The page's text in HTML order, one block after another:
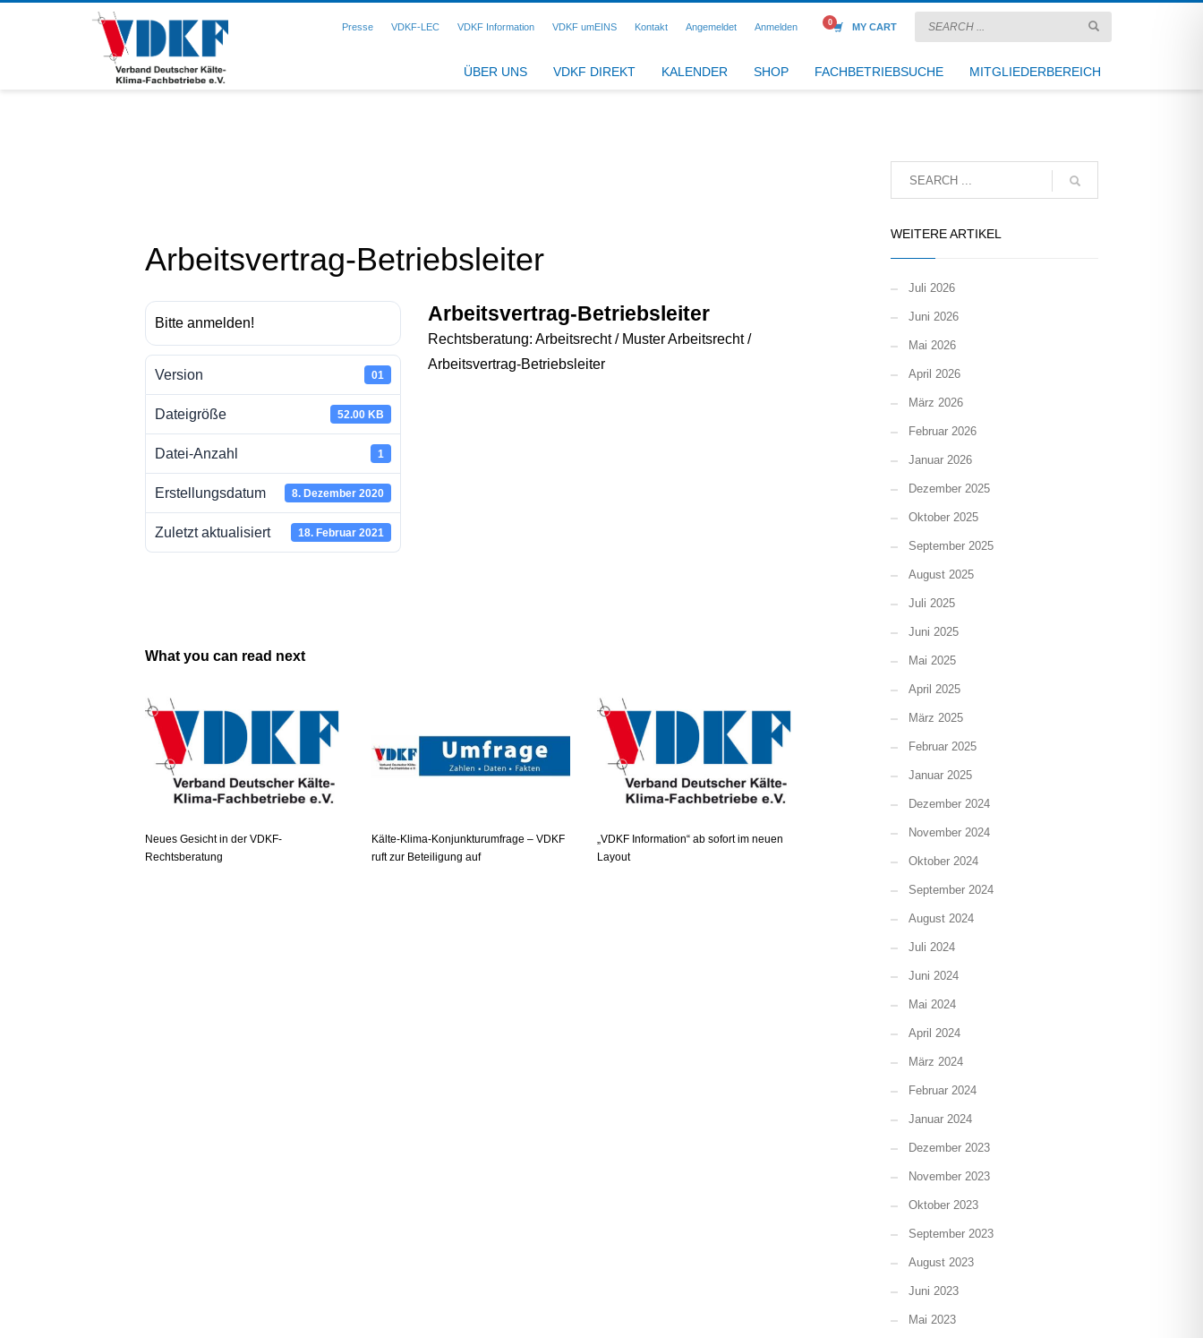
Presse VDKF-LEC VDKF Information VDKF umEINS Kontakt Angemeldet Anmelden MY CART
ÜBER UNS VDKF DIREKT KALENDER SHOP FACHBETRIEBSUCHE MITGLIEDERBEREICH
Arbeitsvertrag-Betriebsleiter
Bitte anmelden!
Version 01
Dateigröße 52.00 KB
Datei-Anzahl 1
Erstellungsdatum 8. Dezember 2020
Zuletzt aktualisiert 18. Februar 2021
Arbeitsvertrag-Betriebsleiter
Rechtsberatung: Arbeitsrecht / Muster Arbeitsrecht /
Arbeitsvertrag-Betriebsleiter
What you can read next
Neues Gesicht in der VDKF-
Rechtsberatung
Kälte-Klima-Konjunkturumfrage – VDKF
ruft zur Beteiligung auf
„VDKF Information“ ab sofort im neuen
Layout
WEITERE ARTIKEL
Juli 2026
Juni 2026
Mai 2026
April 2026
März 2026
Februar 2026
Januar 2026
Dezember 2025
Oktober 2025
September 2025
August 2025
Juli 2025
Juni 2025
Mai 2025
April 2025
März 2025
Februar 2025
Januar 2025
Dezember 2024
November 2024
Oktober 2024
September 2024
August 2024
Juli 2024
Juni 2024
Mai 2024
April 2024
März 2024
Februar 2024
Januar 2024
Dezember 2023
November 2023
Oktober 2023
September 2023
August 2023
Juni 2023
Mai 2023